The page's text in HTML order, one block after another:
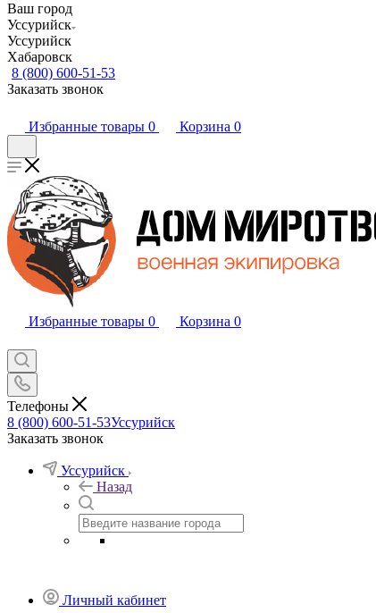
Ваш город
Уссурийск
Уссурийск
Хабаровск
8 (800) 600-51-53
Заказать звонок
Избранные товары 0 Корзина 0
Избранные товары 0 Корзина 0
Телефоны
8 (800) 600-51-53Уссурийск
Заказать звонок
Уссурийск
Назад
Личный кабинет